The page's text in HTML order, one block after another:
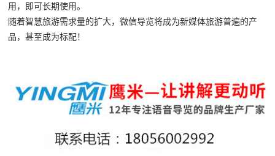
用，即可长期使用。
随着智慧旅游需求量的扩大，微信导览将成为新媒体旅游普遍的产
品，甚至成为标配！